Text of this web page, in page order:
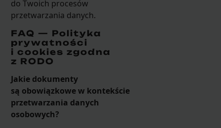
do Twoich procesów
przetwarzania danych.
FAQ — Polityka
prywatności
i cookies zgodna
z RODO
Jakie dokumenty
są obowiązkowe w kontekście
przetwarzania danych
osobowych?